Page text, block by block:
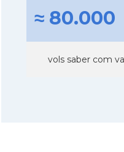
≈ 80.000
vols saber com